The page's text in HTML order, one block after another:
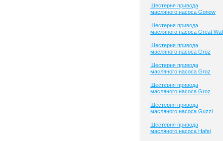
Шестерня привода
масляного насоса Gonow
Шестерня привода
масляного насоса Great Wall
Шестерня привода
масляного насоса Groz
Шестерня привода
масляного насоса Groz
Шестерня привода
масляного насоса Groz
Шестерня привода
масляного насоса Guzzi
Шестерня привода
масляного насоса Hafei